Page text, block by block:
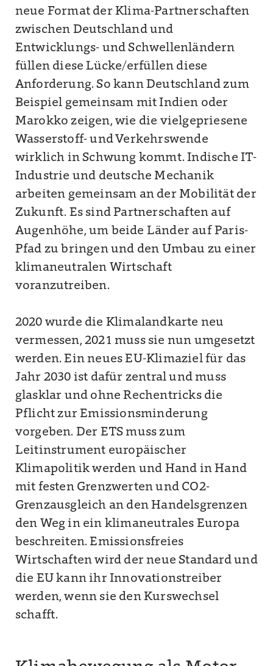
neue Format der Klima-Partnerschaften
zwischen Deutschland und
Entwicklungs- und Schwellenländern
füllen diese Lücke/erfüllen diese
Anforderung. So kann Deutschland zum
Beispiel gemeinsam mit Indien oder
Marokko zeigen, wie die vielgepriesene
Wasserstoff- und Verkehrswende
wirklich in Schwung kommt. Indische IT-
Industrie und deutsche Mechanik
arbeiten gemeinsam an der Mobilität der
Zukunft. Es sind Partnerschaften auf
Augenhöhe, um beide Länder auf Paris-
Pfad zu bringen und den Umbau zu einer
klimaneutralen Wirtschaft
voranzutreiben.
2020 wurde die Klimalandkarte neu
vermessen, 2021 muss sie nun umgesetzt
werden. Ein neues EU-Klimaziel für das
Jahr 2030 ist dafür zentral und muss
glasklar und ohne Rechentricks die
Pflicht zur Emissionsminderung
vorgeben. Der ETS muss zum
Leitinstrument europäischer
Klimapolitik werden und Hand in Hand
mit festen Grenzwerten und CO2-
Grenzausgleich an den Handelsgrenzen
den Weg in ein klimaneutrales Europa
beschreiten. Emissionsfreies
Wirtschaften wird der neue Standard und
die EU kann ihr Innovationstreiber
werden, wenn sie den Kurswechsel
schafft.